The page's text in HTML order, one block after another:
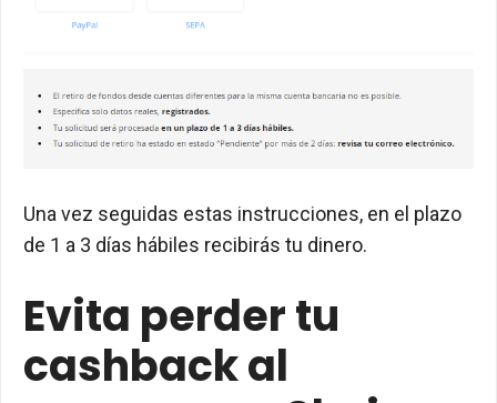
Una vez seguidas estas instrucciones, en el plazo
de 1 a 3 días hábiles recibirás tu dinero.
Evita perder tu
cashback al